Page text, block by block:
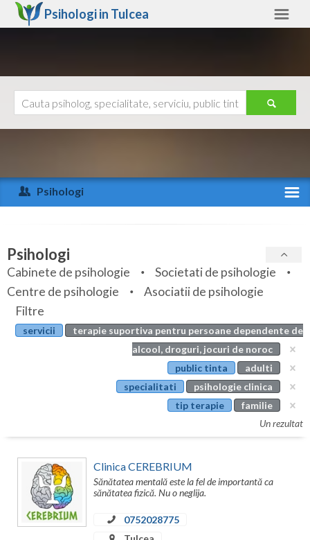
Psihologi in Tulcea
Arad
Arges
Bihor
Bistrita-Nasaud
Botosani
Calarasi
Caras-Severin
Cluj
Ajutor
Psihologi
Specialitati
Servicii
Articole
Evenimente
Psihologi
Cabinete de psihologie
Societati de psihologie
Centre de psihologie
Asociatii de psihologie
Filtre
servicii
terapie suportiva pentru persoane dependente de
alcool, droguri, jocuri de noroc
public tinta
adulti
specialitati
psihologie clinica
tip terapie
familie
Un rezultat
Clinica CEREBRIUM
Sănătatea mentală este la fel de importantă ca
sănătatea fizică. Nu o neglija.
0752028775